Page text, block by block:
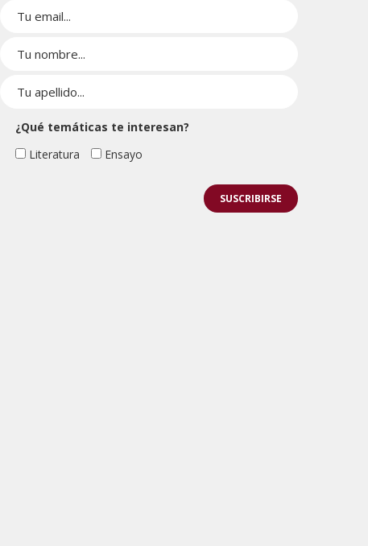
¿Qué temáticas te interesan?
Literatura
Ensayo